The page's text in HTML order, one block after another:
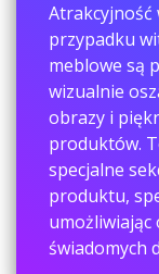
Atrakcyjność
przypadku
meblowe są
wizualnie
obrazy i
produktów.
specjalne
produktu,
umożliwiając
świadomych